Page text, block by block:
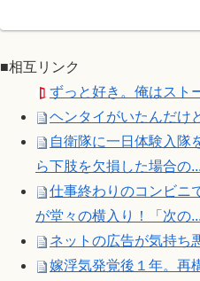
■相互リンク
ずっと好き。俺はスト
ヘンタイがいたんだけ
自衛隊に一日体験入
ら下肢を欠損した場合の...
仕事終わりのコンビニ
が堂々の横入り！「次の...
ネットの広告が気持ち
嫁浮気発覚後１年。再